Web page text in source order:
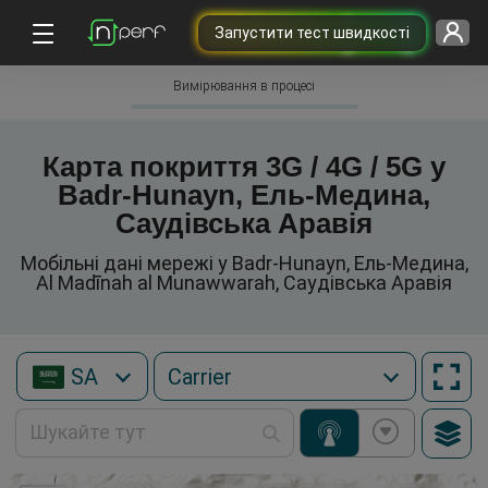
Запустити тест швидкості
Вимірювання в процесі
Карта покриття 3G / 4G / 5G у
Badr-Hunayn, Ель-Медина,
Саудівська Аравія
Мобільні дані мережі у Badr-Hunayn, Ель-Медина,
Al Madīnah al Munawwarah, Саудівська Аравія
SA